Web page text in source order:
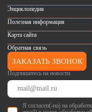
Подпишитесь на новости
Я согласен(-на) на
Энциклопедия
Полезная информация
Карта сайта
Обратная связь
ЗАКАЗАТЬ ЗВОНОК